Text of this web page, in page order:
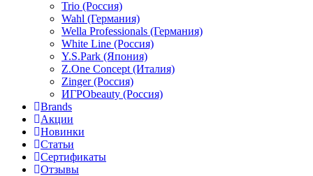
Trio (Россия)
Wahl (Германия)
Wella Professionals (Германия)
White Line (Россия)
Y.S.Park (Япония)
Z.One Concept (Италия)
Zinger (Россия)
ИГРОbeauty (Россия)
Brands
Акции
Новинки
Статьи
Сертификаты
Отзывы